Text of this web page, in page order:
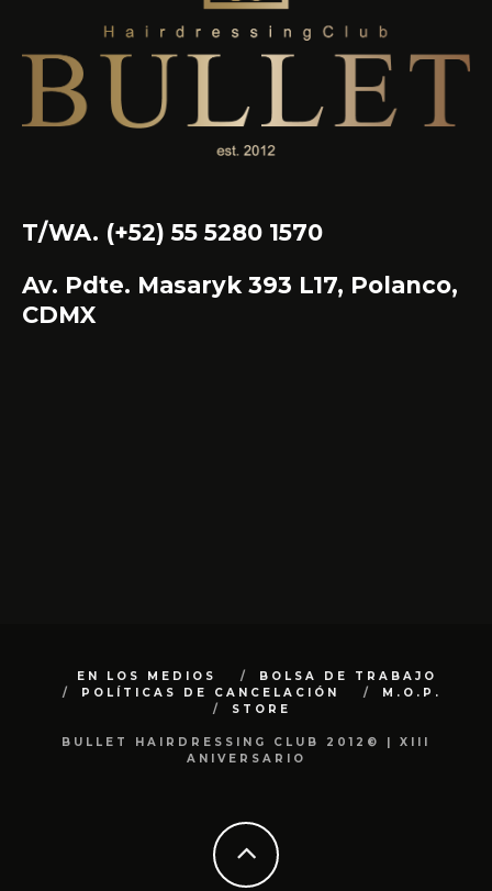
T/WA. (+52) 55 5280 1570
Av. Pdte. Masaryk 393 L17, Polanco,
CDMX
EN LOS MEDIOS
BOLSA DE TRABAJO
POLÍTICAS DE CANCELACIÓN
M.O.P.
STORE
BULLET HAIRDRESSING CLUB 2012© | XIII
ANIVERSARIO